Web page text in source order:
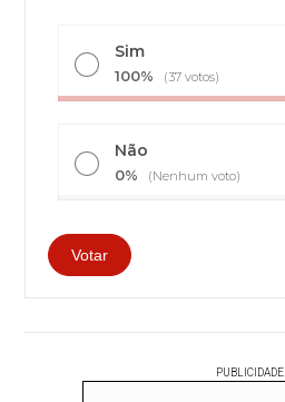
Sim
100% (37 votos)
Não
0% (Nenhum voto)
PUBLICIDADE